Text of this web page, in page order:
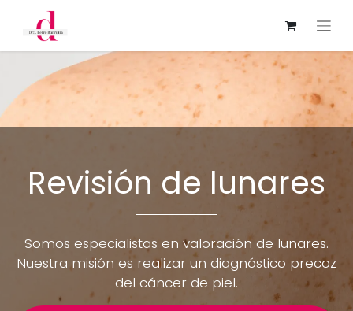
Revisión de lunares
Somos especialistas en valoración de lunares.
Nuestra misión es realizar un diagnóstico precoz
del cáncer de piel.